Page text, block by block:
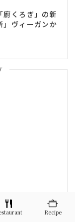
Recipe
廚くろぎ」の新
」ヴィーガンか